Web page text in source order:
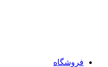
فروشگاه